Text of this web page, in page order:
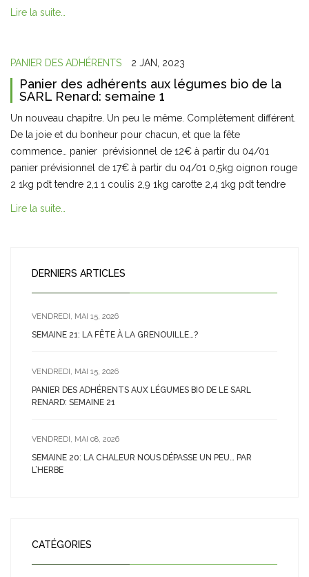
Lire la suite…
PANIER DES ADHÉRENTS 2 JAN, 2023
Panier des adhérents aux légumes bio de la
SARL Renard: semaine 1
Un nouveau chapitre. Un peu le même. Complètement différent.
De la joie et du bonheur pour chacun, et que la fête
commence… panier prévisionnel de 12€ à partir du 04/01
panier prévisionnel de 17€ à partir du 04/01 0,5kg oignon rouge
2 1kg pdt tendre 2,1 1 coulis 2,9 1kg carotte 2,4 1kg pdt tendre
Lire la suite…
DERNIERS ARTICLES
VENDREDI, MAI 15, 2026
SEMAINE 21: LA FÊTE À LA GRENOUILLE…?
VENDREDI, MAI 15, 2026
PANIER DES ADHÉRENTS AUX LÉGUMES BIO DE LE SARL
RENARD: SEMAINE 21
VENDREDI, MAI 08, 2026
SEMAINE 20: LA CHALEUR NOUS DÉPASSE UN PEU… PAR
L’HERBE
CATÉGORIES